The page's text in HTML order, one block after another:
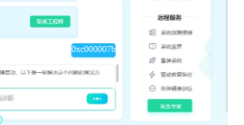
0xc000007b